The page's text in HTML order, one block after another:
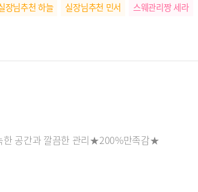
장님추천 하늘 실장님추천 민서 스웨관리짱 세라
한 공간과 깔끔한 관리★200%만족감★